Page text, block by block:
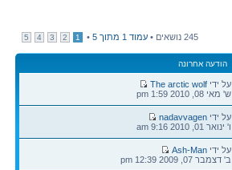
245 נושאים • עמוד 1 מתוך 5
•
1
2
3
4
5
הודעה אחרונה
הודעה
אחרונה
על ידיThe arctic wolf
ש' מאי 08, 2010 1:59 pm
הודעה
אחרונה
על ידיnadavvagen
ו' ינואר 01, 2010 9:16 am
הודעה
אחרונה
על ידיAsh-Man
ב' דצמבר 07, 2009 12:39 pm